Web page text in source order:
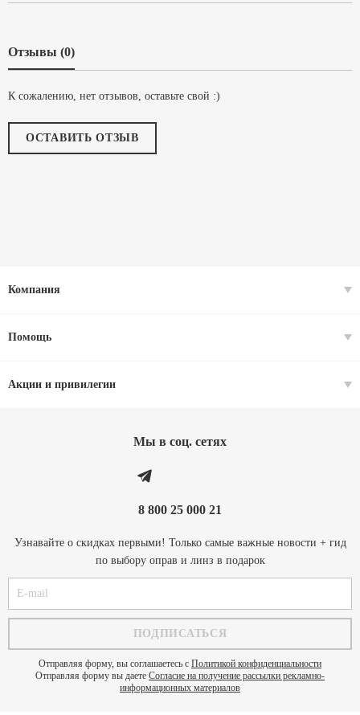
Отзывы (0)
К сожалению, нет отзывов, оставьте свой :)
ОСТАВИТЬ ОТЗЫВ
Компания
Помощь
Акции и привилегии
Мы в соц. cетях
8 800 25 000 21
Узнавайте о скидках первыми! Только самые важные новости + гид
по выбору оправ и линз в подарок
Отправляя форму, вы соглашаетесь с Политикой конфиденциальности
Отправляя форму вы даете Согласие на получение рассылки рекламно-
информационных материалов